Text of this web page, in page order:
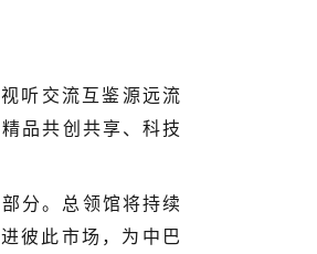
听交流互鉴源远流
品共创共享、科技
分。总领馆将持续
彼此市场，为中巴